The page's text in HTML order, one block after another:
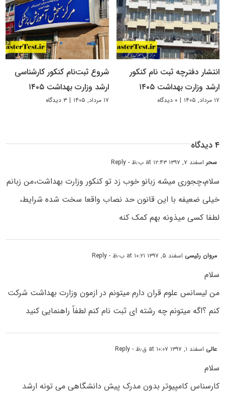
انتشار دفترچه ثبت نام کنکور
ارشد وزارت بهداشت ۱۴۰۵
۱۷ مرداد, ۱۴۰۵ | ۰ دیدگاه
شروع ثبت‌نام کنکور کارشناسی
ارشد وزارت بهداشت ۱۴۰۵
۱۷ مرداد, ۱۴۰۵ | ۳ دیدگاه
۴ دیدگاه
سحراسفند ۷, ۱۳۹۷ at ۱۲:۴۳ ب٫ظ - Reply
سلام،چجوری میشه زبانو خوب زد تو کنکور وزارت بهداشت،من زبانم
خیلی ضعیفه با این قانون حد نصاب واقعا سخت شده شرایط،
لطفا کسی میذونه بهم کمک کنه
مروان رئیسی اسفند ۵, ۱۳۹۷ at ۱۰:۲۱ ب٫ظ - Reply
سلام
من لیسانس علوم قران دارم میتونم در ازمون وزارت بهداشت شرکت
کنم ؟اگه میتونم چه رشته ای ثبت نام کنم لطفاً راهنمایی کنید
عالی اسفند ۱, ۱۳۹۷ at ۱۰:۰۷ ق٫ظ - Reply
سلام
کارسناس کامپیوتر بدون مدرک پیش دانشگاهی می تونه ارشد